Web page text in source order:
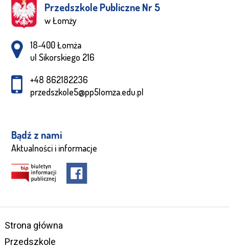
Przedszkole Publiczne Nr 5
w Łomży
Adres pocztowy:
18-400 Łomża
ul Sikorskiego 216
+48 862182236
przedszkole5@pp5lomza.edu.pl
Bądź z nami
Aktualności i informacje
Strona główna
Przedszkole